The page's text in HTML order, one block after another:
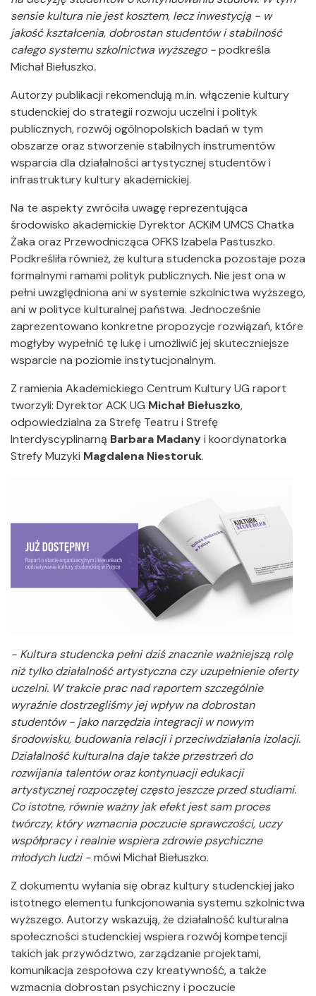
sensie kultura nie jest kosztem, lecz inwestycją - w
jakość kształcenia, dobrostan studentów i stabilność
całego systemu szkolnictwa wyższego -podkreśla
Michał Biełuszko.
Autorzy publikacji rekomendują m.in. włączenie kultury
studenckiej do strategii rozwoju uczelni i polityk
publicznych, rozwój ogólnopolskich badań w tym
obszarze oraz stworzenie stabilnych instrumentów
wsparcia dla działalności artystycznej studentów i
infrastruktury kultury akademickiej.
Na te aspekty zwróciła uwagę reprezentująca
środowisko akademickie Dyrektor ACKiM UMCS Chatka
Żaka oraz Przewodnicząca OFKS Izabela Pastuszko.
Podkreśliła również, że kultura studencka pozostaje poza
formalnymi ramami polityk publicznych. Nie jest ona w
pełni uwzględniona ani w systemie szkolnictwa wyższego,
ani w polityce kulturalnej państwa. Jednocześnie
zaprezentowano konkretne propozycje rozwiązań, które
mogłyby wypełnić tę lukę i umożliwić jej skuteczniejsze
wsparcie na poziomie instytucjonalnym.
Z ramienia Akademickiego Centrum Kultury UG raport
tworzyli: Dyrektor ACK UG Michał Biełuszko,
odpowiedzialna za Strefę Teatru i Strefę
Interdyscyplinarną Barbara Madanyi koordynatorka
Strefy Muzyki Magdalena Niestoruk.
- Kultura studencka pełni dziś znacznie ważniejszą rolę
niż tylko działalność artystyczna czy uzupełnienie oferty
uczelni. W trakcie prac nad raportem szczególnie
wyraźnie dostrzegliśmy jej wpływ na dobrostan
studentów - jako narzędzia integracji w nowym
środowisku, budowania relacji i przeciwdziałania izolacji.
Działalność kulturalna daje także przestrzeń do
rozwijania talentów oraz kontynuacji edukacji
artystycznej rozpoczętej często jeszcze przed studiami.
Co istotne, równie ważny jak efekt jest sam proces
twórczy, który wzmacnia poczucie sprawczości, uczy
współpracy i realnie wspiera zdrowie psychiczne
młodych ludzi -mówi Michał Biełuszko.
Z dokumentu wyłania się obraz kultury studenckiej jako
istotnego elementu funkcjonowania systemu szkolnictwa
wyższego. Autorzy wskazują, że działalność kulturalna
społeczności studenckiej wspiera rozwój kompetencji
takich jak przywództwo, zarządzanie projektami,
komunikacja zespołowa czy kreatywność, a także
wzmacnia dobrostan psychiczny i poczucie